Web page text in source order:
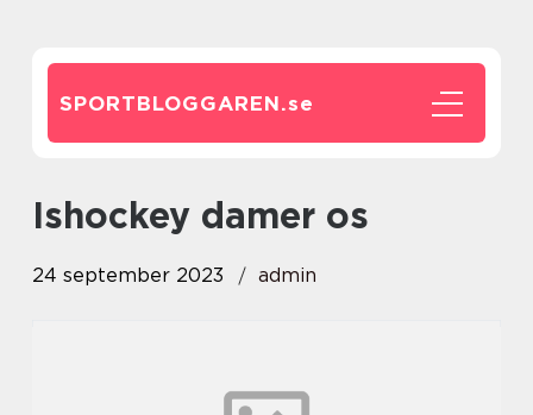
SPORTBLOGGAREN.se
ishockey damer os
24 september 2023 admin